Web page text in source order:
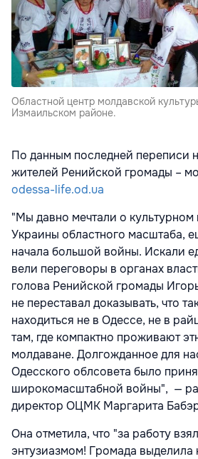
Областной центр молдавской
Измаильском районе.
По данным последней переписи
жителей Ренийской громады –
odessa-life.od.ua
"Мы давно мечтали о культурном
Украины областного масштаба,
начала большой войны. Искали
вели переговоры в органах
голова Ренийской громады
не переставал доказывать, что
находиться не в Одессе, не в
там, где компактно проживают
молдаване. Долгожданное для
Одесского облсовета было
широкомасштабной войны", —
директор ОЦМК Маргарита
Она отметила, что "за работу
энтузиазмом! Громада